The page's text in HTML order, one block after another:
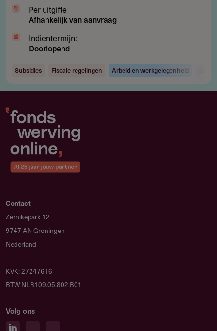
Per uitgifte
Afhankelijk van aanvraag
Indientermijn:
Doorlopend
Subsidies Fiscale regelingen Arbeid en werkgelegenheid
Contact
Zernikepark 12
9747 AN Groningen
Nederland
KVK: 27247616
BTW NLB109.05.802.B01
Volg ons